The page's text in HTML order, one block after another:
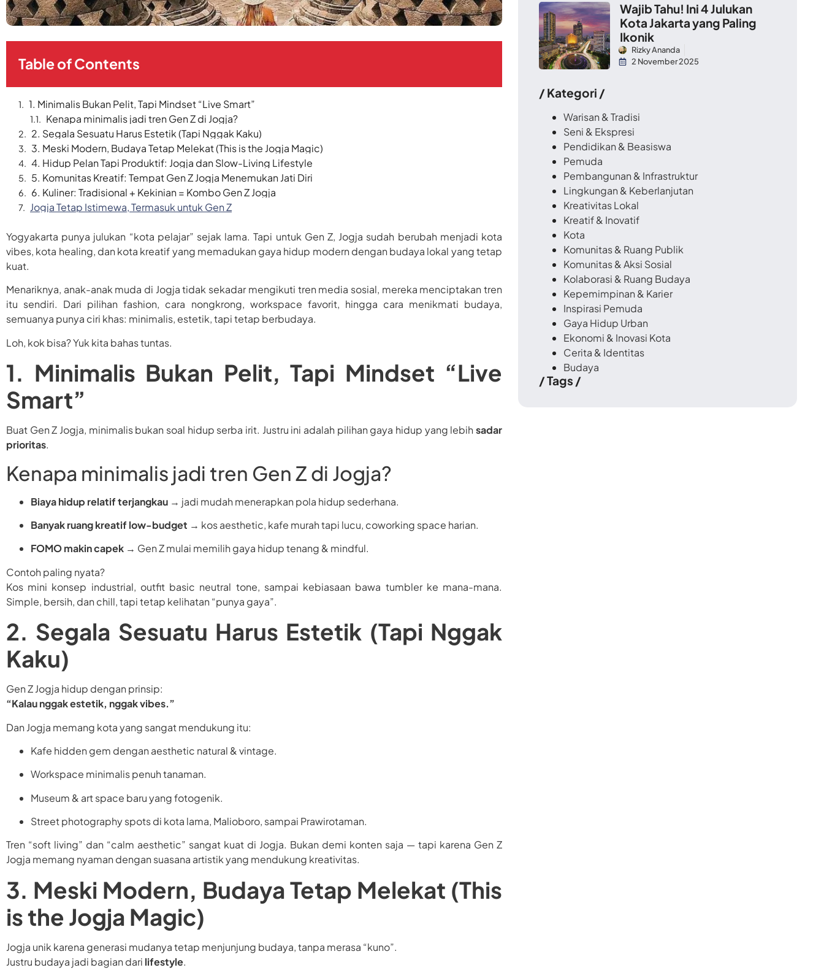
Table of Contents
1. Minimalis Bukan Pelit, Tapi Mindset “Live Smart”
Kenapa minimalis jadi tren Gen Z di Jogja?
2. Segala Sesuatu Harus Estetik (Tapi Nggak Kaku)
3. Meski Modern, Budaya Tetap Melekat (This is the Jogja Magic)
4. Hidup Pelan Tapi Produktif: Jogja dan Slow-Living Lifestyle
5. Komunitas Kreatif: Tempat Gen Z Jogja Menemukan Jati Diri
6. Kuliner: Tradisional + Kekinian = Kombo Gen Z Jogja
Jogja Tetap Istimewa, Termasuk untuk Gen Z
Yogyakarta punya julukan “kota pelajar” sejak lama. Tapi untuk Gen Z, Jogja sudah berubah menjadi kota
vibes, kota healing, dan kota kreatif yang memadukan gaya hidup modern dengan budaya lokal yang tetap
kuat.
Menariknya, anak-anak muda di Jogja tidak sekadar mengikuti tren media sosial, mereka menciptakan tren
itu sendiri. Dari pilihan fashion, cara nongkrong, workspace favorit, hingga cara menikmati budaya,
semuanya punya ciri khas: minimalis, estetik, tapi tetap berbudaya.
Loh, kok bisa? Yuk kita bahas tuntas.
1. Minimalis Bukan Pelit, Tapi Mindset “Live
Smart”
Buat Gen Z Jogja, minimalis bukan soal hidup serba irit. Justru ini adalah pilihan gaya hidup yang lebih sadar
prioritas.
Kenapa minimalis jadi tren Gen Z di Jogja?
Biaya hidup relatif terjangkau → jadi mudah menerapkan pola hidup sederhana.
Banyak ruang kreatif low-budget → kos aesthetic, kafe murah tapi lucu, coworking space harian.
FOMO makin capek → Gen Z mulai memilih gaya hidup tenang & mindful.
Contoh paling nyata?
Kos mini konsep industrial, outfit basic neutral tone, sampai kebiasaan bawa tumbler ke mana-mana.
Simple, bersih, dan chill, tapi tetap kelihatan “punya gaya”.
2. Segala Sesuatu Harus Estetik (Tapi Nggak
Kaku)
Gen Z Jogja hidup dengan prinsip:
“Kalau nggak estetik, nggak vibes.”
Dan Jogja memang kota yang sangat mendukung itu:
Kafe hidden gem dengan aesthetic natural & vintage.
Workspace minimalis penuh tanaman.
Museum & art space baru yang fotogenik.
Street photography spots di kota lama, Malioboro, sampai Prawirotaman.
Tren “soft living” dan “calm aesthetic” sangat kuat di Jogja. Bukan demi konten saja — tapi karena Gen Z
Jogja memang nyaman dengan suasana artistik yang mendukung kreativitas.
3. Meski Modern, Budaya Tetap Melekat (This
is the Jogja Magic)
Jogja unik karena generasi mudanya tetap menjunjung budaya, tanpa merasa “kuno”.
Justru budaya jadi bagian dari lifestyle.
Wajib Tahu! Ini 4 Julukan
Kota Jakarta yang Paling
Ikonik
Rizky Ananda
2 November 2025
/ Kategori /
Warisan & Tradisi
Seni & Ekspresi
Pendidikan & Beasiswa
Pemuda
Pembangunan & Infrastruktur
Lingkungan & Keberlanjutan
Kreativitas Lokal
Kreatif & Inovatif
Kota
Komunitas & Ruang Publik
Komunitas & Aksi Sosial
Kolaborasi & Ruang Budaya
Kepemimpinan & Karier
Inspirasi Pemuda
Gaya Hidup Urban
Ekonomi & Inovasi Kota
Cerita & Identitas
Budaya
/ Tags /